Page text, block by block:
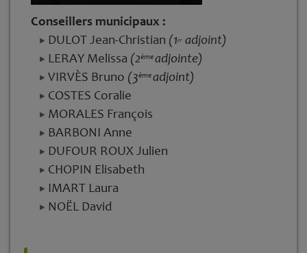
Conseillers municipaux :
DULOT Jean-Christian (1er adjoint)
LERAY Melissa (2èmeadjointe)
VIRVÈS Bruno (3èmeadjoint)
COSTES Coralie
MORALES François
BARBONI Anne
DUFOUR ROUX Julien
CHOPIN Elisabeth
IMART Laura
NOËL David